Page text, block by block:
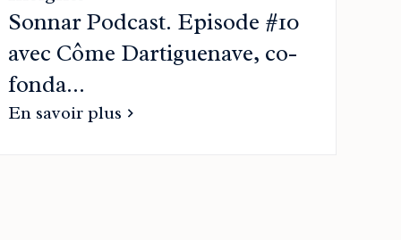
Sonnar Podcast. Episode #10
avec Côme Dartiguenave, co-
fonda...
En savoir plus